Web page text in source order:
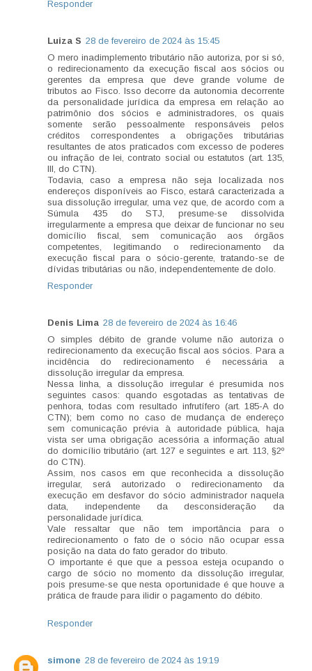
Responder
Luiza S 28 de fevereiro de 2024 às 15:45
O mero inadimplemento tributário não autoriza, por si só,
o redirecionamento da execução fiscal aos sócios ou
gerentes da empresa que deve grande volume de
tributos ao Fisco. Isso decorre da autonomia decorrente
da personalidade jurídica da empresa em relação ao
patrimônio dos sócios e administradores, os quais
somente serão pessoalmente responsáveis pelos
créditos correspondentes a obrigações tributárias
resultantes de atos praticados com excesso de poderes
ou infração de lei, contrato social ou estatutos (art. 135,
III, do CTN).
Todavia, caso a empresa não seja localizada nos
endereços disponíveis ao Fisco, estará caracterizada a
sua dissolução irregular, uma vez que, de acordo com a
Súmula 435 do STJ, presume-se dissolvida
irregularmente a empresa que deixar de funcionar no seu
domicílio fiscal, sem comunicação aos órgãos
competentes, legitimando o redirecionamento da
execução fiscal para o sócio-gerente, tratando-se de
dívidas tributárias ou não, independentemente de dolo.
Responder
Denis Lima 28 de fevereiro de 2024 às 16:46
O simples débito de grande volume não autoriza o
redirecionamento da execução fiscal aos sócios. Para a
incidência do redirecionamento é necessária a
dissolução irregular da empresa.
Nessa linha, a dissolução irregular é presumida nos
seguintes casos: quando esgotadas as tentativas de
penhora, todas com resultado infrutífero (art. 185-A do
CTN); bem como no caso de mudança de endereço
sem comunicação prévia à autoridade pública, haja
vista ser uma obrigação acessória a informação atual
do domicílio tributário (art. 127 e seguintes e art. 113, §2º
do CTN).
Assim, nos casos em que reconhecida a dissolução
irregular, será autorizado o redirecionamento da
execução em desfavor do sócio administrador naquela
data, independente da desconsideração da
personalidade jurídica.
Vale ressaltar que não tem importância para o
redirecionamento o fato de o sócio não ocupar essa
posição na data do fato gerador do tributo.
O importante é que que a pessoa esteja ocupando o
cargo de sócio no momento da dissolução irregular,
pois presume-se que nesta oportunidade é que houve a
prática de fraude para ilidir o pagamento do débito.
Responder
simone 28 de fevereiro de 2024 às 19:19